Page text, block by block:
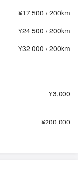
¥17,500 / 200km
¥24,500 / 200km
¥32,000 / 200km
¥3,000
¥200,000